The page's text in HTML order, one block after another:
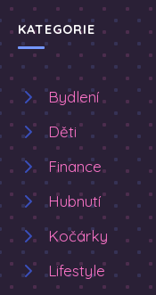
KATEGORIE
Bydlení
Děti
Finance
Hubnutí
Kočárky
Lifestyle